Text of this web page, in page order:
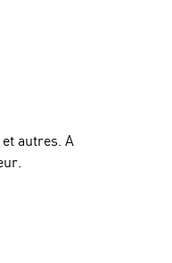
autres. A